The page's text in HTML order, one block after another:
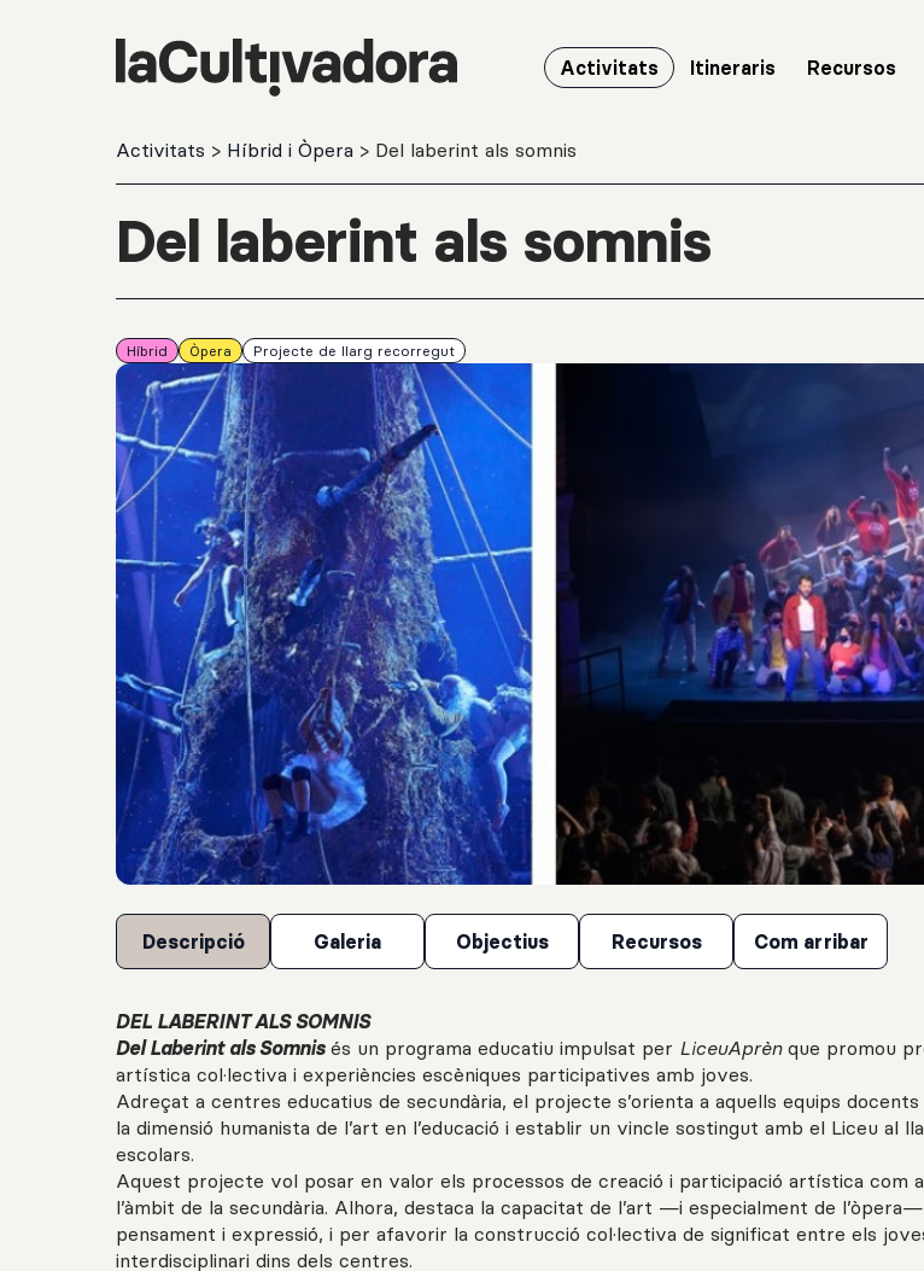
Activitats Itineraris Recursos
Activitats > Híbrid i Òpera > Del laberint als somnis
Del laberint als somnis
Híbrid Òpera Projecte de llarg recorregut
Descripció Galeria Objectius Recursos Com arribar
DEL LABERINT ALS SOMNIS
Del Laberint als Somnisés un programa educatiu impulsat per LiceuAprènque promou
artística col·lectiva i experiències escèniques participatives amb joves.
Adreçat a centres educatius de secundària, el projecte s’orienta a aquells equips
la dimensió humanista de l’art en l’educació i establir un vincle sostingut amb el Liceu al
escolars.
Aquest projecte vol posar en valor els processos de creació i participació artística com
l’àmbit de la secundària. Alhora, destaca la capacitat de l’art —i especialment de
pensament i expressió, i per afavorir la construcció col·lectiva de significat entre els
interdisciplinari dins dels centres.